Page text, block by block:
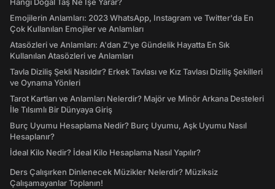
Hangi Doğal Taş Ne İşe Yarar?
Emojilerin Anlamları: 2023 WhatsApp, Instagram ve Twitter'da En
Çok Kullanılan Emojiler ve Anlamları
Atasözleri ve Anlamları: A'dan Z'ye Gündelik Hayatta En Sık
Kullanılan Atasözleri ve Anlamları
Tavla Diziliş Şekli Nasıldır? Erkek Tavlası ve Kız Tavlası Diziliş Şekilleri
ve Oynama Yönleri
Tarot Kartları ve Anlamları Nelerdir? Majör ve Minör Arkana Desteleri
İle Tılsımlı Bir Dünyaya Giriş
Burç Uyumu Hesaplama Nedir? Burç Uyumu, Aşk Uyumu Nasıl
Hesaplanır?
İdeal Kilo Nedir? İdeal Kilo Hesaplama Nasıl Yapılır?
Ders Çalışırken Dinlenecek Müzikler Nelerdir? Müziksiz
Çalışamayanlar Toplanın!